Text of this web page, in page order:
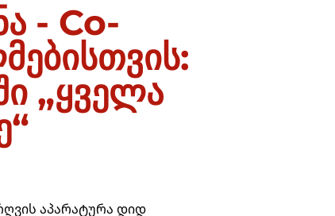
- Co-
„ყველა
აპარატურა დიდ